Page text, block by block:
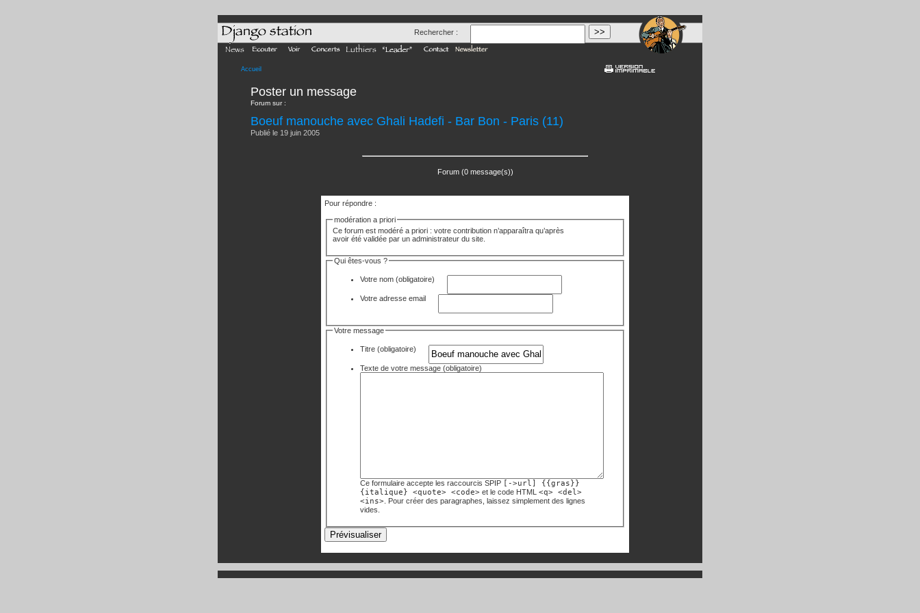
Rechercher :
Accueil
Poster un message
Forum sur :
Boeuf manouche avec Ghali Hadefi - Bar Bon - Paris (11)
Publié le 19 juin 2005
Forum (0 message(s))
Pour répondre :
modération a priori
Ce forum est modéré a priori : votre contribution n’apparaîtra qu’après
avoir été validée par un administrateur du site.
Qui êtes-vous ?
Votre nom (obligatoire)
Votre adresse email
Votre message
Titre (obligatoire)
Texte de votre message (obligatoire)
Ce formulaire accepte les raccourcis SPIP
[->url] {{gras}}
{italique} <quote> <code> et le code HTML<q> <del>
<ins> . Pour créer des paragraphes, laissez simplement des lignes
vides.